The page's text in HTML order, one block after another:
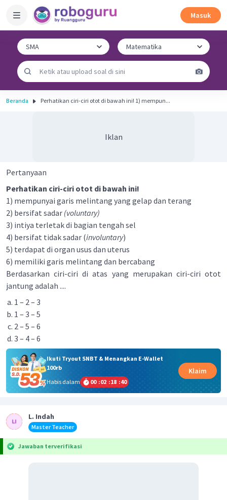
Masuk
Beranda Perhatikan ciri-ciri otot di bawah ini! 1) mempun...
Iklan
Pertanyaan
Perhatikan ciri-ciri otot di bawah ini!
1) mempunyai garis melintang yang gelap dan terang
2) bersifat sadar (voluntary)
3) intiya terletak di bagian tengah sel
4) bersifat tidak sadar (involuntary)
5) terdapat di organ usus dan uterus
6) memiliki garis melintang dan bercabang
Berdasarkan ciri-ciri di atas yang merupakan ciri-ciri otot
jantung adalah ....
1 – 2 – 3
1 – 3 – 5
2 – 5 – 6
3 – 4 – 6
Ikuti Tryout SNBT & Menangkan E-Wallet
100rb
Habis dalam
00 :02 :18 :40
Klaim
L. Indah
Master Teacher
Jawaban terverifikasi